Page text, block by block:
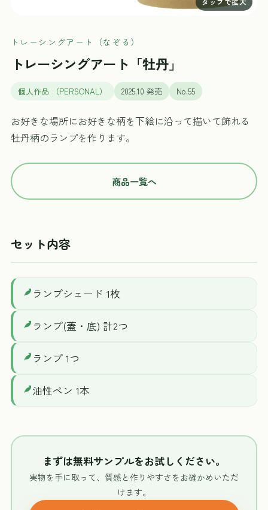
トレーシングアート（なぞる）
トレーシングアート「牡丹」
個人作品 （PERSONAL） 2025.10 発売 No.55
お好きな場所にお好きな柄を下絵に沿って描いて飾れる
牡丹柄のランプを作ります。
商品一覧へ
セット内容
ランプシェード 1枚
ランプ(蓋・底) 計2つ
ランプ 1つ
油性ペン 1本
まずは無料サンプルをお試しください。
実物を手に取って、質感と作りやすさをお確かめいただ
けます。